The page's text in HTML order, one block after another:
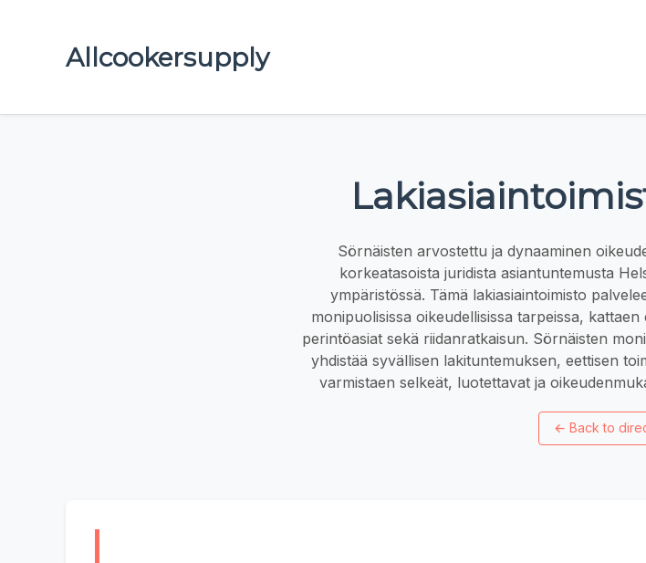
Allcookersupply
Sörnäisten arvostettu ja dynaaminen
korkeatasoista juridista asiantuntemusta
ympäristössä. Tämä lakiasiaintoimisto
monipuolisissa oikeudellisissa tarpeissa,
perintöasiat sekä riidanratkaisun. Sörnäisten
yhdistää syvällisen lakituntemuksen, eettisen
varmistaen selkeät, luotettavat ja
← Back to